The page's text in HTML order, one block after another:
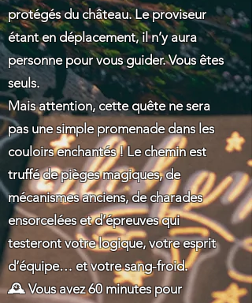
protégés du château. Le proviseur
étant en déplacement, il n’y aura
personne pour vous guider. Vous êtes
seuls.
Mais attention, cette quête ne sera
pas une simple promenade dans les
couloirs enchantés ! Le chemin est
truffé de pièges magiques, de
mécanismes anciens, de charades
ensorcelées et d’épreuves qui
testeront votre logique, votre esprit
d’équipe… et votre sang-froid.
🕰️ Vous avez 60 minutes pour